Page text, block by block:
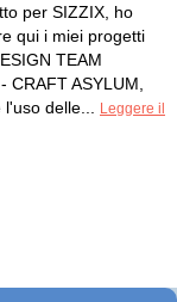
per SIZZIX, ho
qui i miei progetti
TEAM
CRAFT ASYLUM,
delle...
Leggere il